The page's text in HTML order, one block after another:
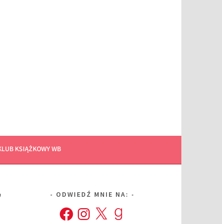
KSIĄŻKOWY WB
ODWIEDŹ MNIE NA:
FacebookInstagram
X Goodreads